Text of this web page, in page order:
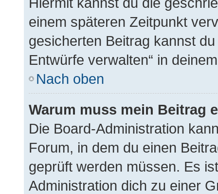
einem späteren Zeitpunkt
gesicherten Beitrag kannst
Entwürfe verwalten“ in
Nach oben
Warum muss mein Beitrag
Die Board-Administration
Forum, in dem du einen
geprüft werden müssen. Es
Administration dich zu einer